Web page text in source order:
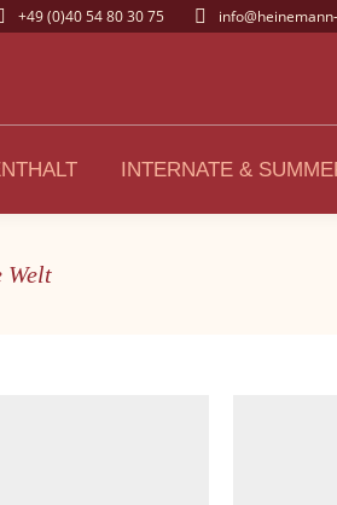
+49 (0)40 54 80 30 75
INTERNATE &
Welt